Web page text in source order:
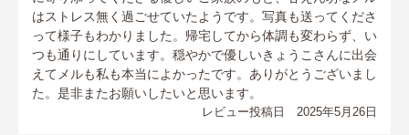
はストレス無く過ごせていたようです。写真も送ってくださ
って様子もわかりました。帰宅してから体調も変わらず、い
つも通りにしています。穏やかで優しいきょうこさんに出会
えてメルも私も本当によかったです。ありがとうございまし
た。是非またお願いしたいと思います。
レビュー投稿日 2025年5月26日